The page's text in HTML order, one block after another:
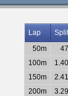
Lap Split
50m
100m
150m
200m